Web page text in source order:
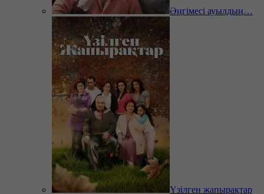
Әңгімесі ауылдың…
Үзілген жапырақтар